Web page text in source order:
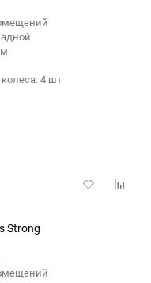
4 шт
Добавить
Strong